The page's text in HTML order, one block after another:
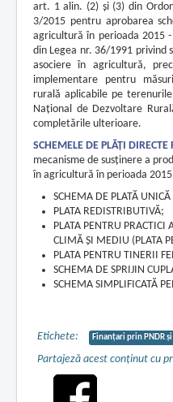
art. 1 alin. (2) şi (3) din
3/2015 pentru aprobarea
agricultură în perioada 2015
din Legea nr. 36/1991 privind
asociere în agricultură,
implementare pentru
rurală aplicabile pe
Naţional de Dezvoltare
completările ulterioare.
SCHEMELE DE PLĂŢI
mecanisme de susținere a
în agricultură în perioada
SCHEMA DE PLATĂ UNICĂ
PLATA REDISTRIBUTIVĂ;
PLATA PENTRU PRACTICI
CLIMĂ ȘI MEDIU (PLATA
PLATA PENTRU TINERII
SCHEMA DE SPRIJIN
SCHEMA SIMPLIFICATĂ
Etichete: Finanțari prin PNDR și
Partajeză acest conținut cu